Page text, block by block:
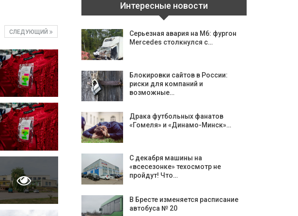
СЛЕДУЮЩИЙ
Интересные новости
Серьезная авария на М6: фургон
Mercedes столкнулся с…
Блокировки сайтов в России:
риски для компаний и
возможные…
Драка футбольных фанатов
«Гомеля» и «Динамо-Минск»…
С декабря машины на
«всесезонке» техосмотр не
пройдут! Что…
В Бресте изменяется расписание
автобуса № 20